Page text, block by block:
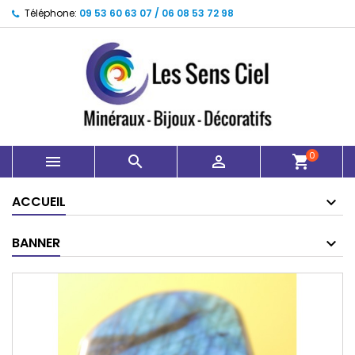
Téléphone: 09 53 60 63 07 / 06 08 53 72 98
   shopping_cart0
ACCUEIL
BANNER